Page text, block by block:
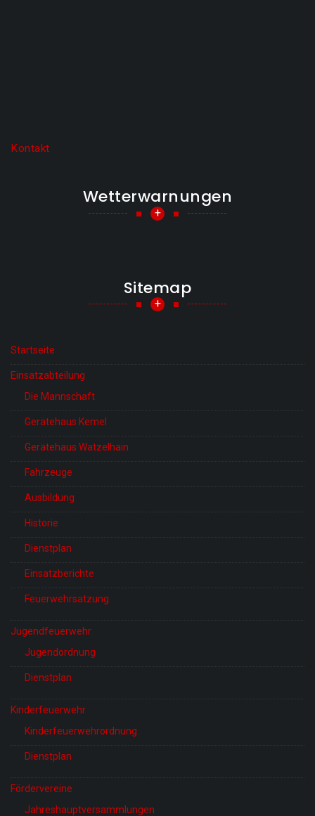
Kontakt
Wetterwarnungen
+
Sitemap
+
Startseite
Einsatzabteilung
Die Mannschaft
Gerätehaus Kemel
Gerätehaus Watzelhain
Fahrzeuge
Ausbildung
Historie
Dienstplan
Einsatzberichte
Feuerwehrsatzung
Jugendfeuerwehr
Jugendordnung
Dienstplan
Kinderfeuerwehr
Kinderfeuerwehrordnung
Dienstplan
Fördervereine
Jahreshauptversammlungen